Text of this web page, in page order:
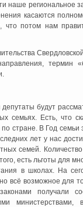
наше региональное
касаются
потом нам
термин
будут
семьях. Есть, что
стране. В Год
лет у нас
семей.
есть льготы для
в школах. На
всё возможное для
получали